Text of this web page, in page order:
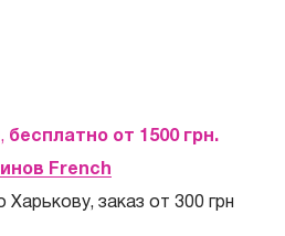
бесплатно от 1500 грн.
French
Харькову, заказ от 300 грн